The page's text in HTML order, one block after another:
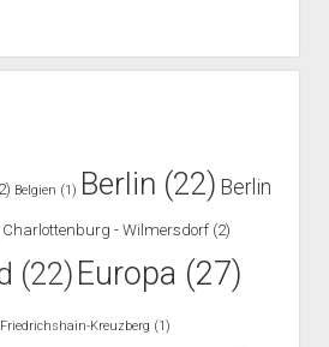
Belgien (1) Berlin (22) Berlin
Charlottenburg - Wilmersdorf(2)
(22) Europa (27)
Friedrichshain-Kreuzberg (1)